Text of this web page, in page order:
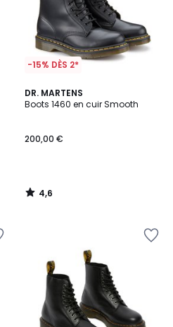
-15% DÈS 2*
DR. MARTENS
Boots 1460 en cuir Smooth
200,00 €
4,6
/ 5
4,6
/